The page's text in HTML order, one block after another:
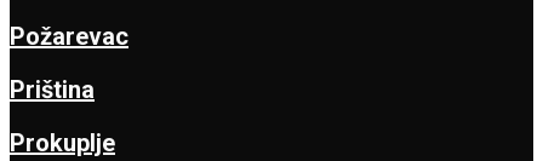
Požarevac
Priština
Prokuplje